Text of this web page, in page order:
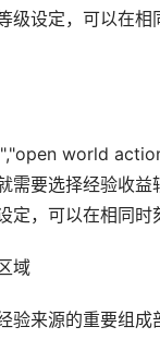
级设定，可以在
world
需要选择经验收
，可以在相同时
域
验来源的重要组